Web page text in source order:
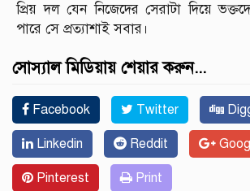
প্রিয় দল যেন নিজেদের সেরাটা দিয়ে
পারে সে প্রত্যাশাই সবার।
সোস্যাল মিডিয়ায় শেয়ার করুন...
Facebook Twitter
Linkedin Reddit
Pinterest Print